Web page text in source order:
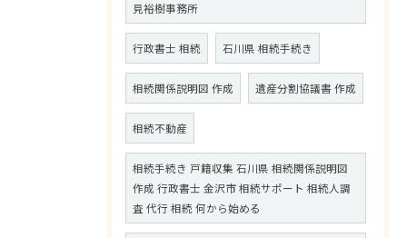
見裕樹事務所
行政書士 相続 石川県 相続手続き
相続関係説明図 作成 遺産分割協議書 作成
相続不動産
相続手続き 戸籍収集 石川県 相続関係説明図
作成 行政書士 金沢市 相続サポート 相続人調
査 代行 相続 何から始める